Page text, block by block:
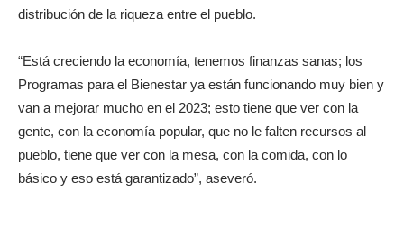
distribución de la riqueza entre el pueblo.
“Está creciendo la economía, tenemos finanzas sanas; los
Programas para el Bienestar ya están funcionando muy bien y
van a mejorar mucho en el 2023; esto tiene que ver con la
gente, con la economía popular, que no le falten recursos al
pueblo, tiene que ver con la mesa, con la comida, con lo
básico y eso está garantizado”, aseveró.